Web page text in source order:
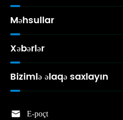
Məhsullar
Xəbərlər
Bizimlə əlaqə saxlayın
 E-poçt